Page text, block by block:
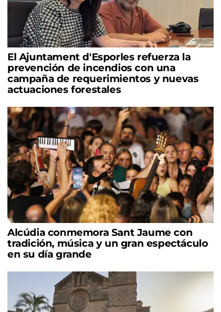
El Ajuntament d'Esporles refuerza la
prevención de incendios con una
campaña de requerimientos y nuevas
actuaciones forestales
Alcúdia conmemora Sant Jaume con
tradición, música y un gran espectáculo
en su día grande